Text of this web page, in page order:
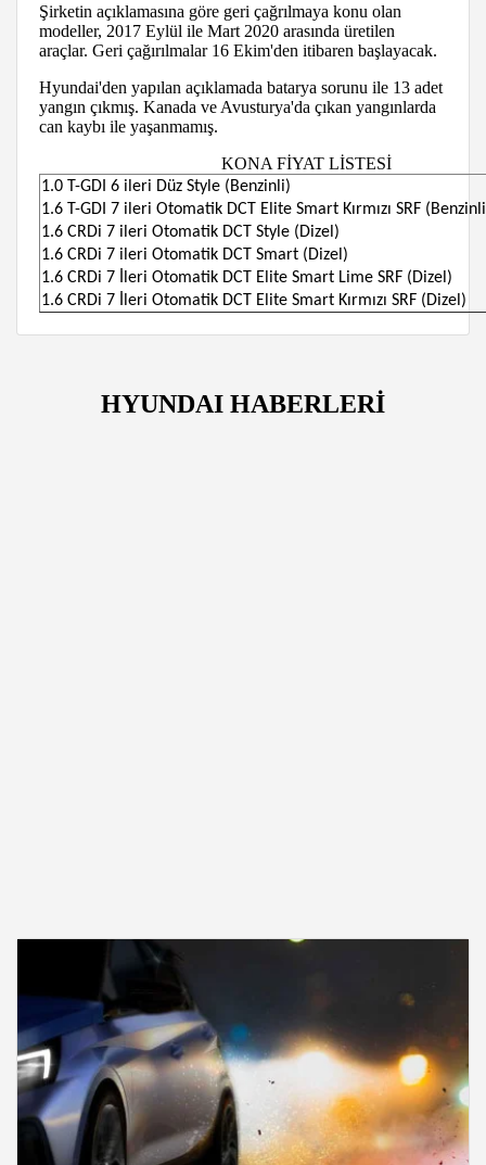
Şirketin açıklamasına göre geri çağrılmaya konu olan
modeller, 2017 Eylül ile Mart 2020 arasında üretilen
araçlar. Geri çağırılmalar 16 Ekim'den itibaren başlayacak.
Hyundai'den yapılan açıklamada batarya sorunu ile 13 adet
yangın çıkmış. Kanada ve Avusturya'da çıkan yangınlarda
can kaybı ile yaşanmamış.
KONA FİYAT LİSTESİ
1.0 T-GDI 6 ileri Düz Style (Benzinli)
1.6 T-GDI 7 ileri Otomatik DCT Elite Smart Kırmızı SRF
1.6 CRDi 7 ileri Otomatik DCT Style (Dizel)
1.6 CRDi 7 ileri Otomatik DCT Smart (Dizel)
1.6 CRDi 7 İleri Otomatik DCT Elite Smart Lime SRF (Dizel)
1.6 CRDi 7 İleri Otomatik DCT Elite Smart Kırmızı SRF (Dizel)
HYUNDAI HABERLERİ